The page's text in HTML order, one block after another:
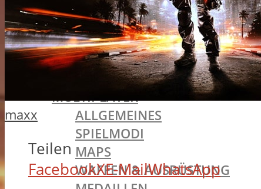
BATTLEFIELD 1
SINGLEPLAYER
ALLGEMEINES
MISSIONEN
TRAILER
MULTIPLAYER
ALLGEMEINES
SPIELMODI
MAPS
WAFFEN & AUSRÜSTUNG
maxx
Teilen
FacebookXE-MailWhatsApp